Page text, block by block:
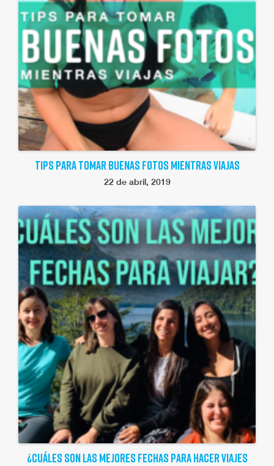
TIPS PARA TOMAR BUENAS FOTOS MIENTRAS VIAJAS
22 de abril, 2019
¿CUÁLES SON LAS MEJORES FECHAS PARA HACER VIAJES